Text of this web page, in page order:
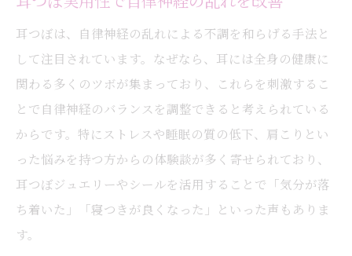
耳つぼは、自律神経の乱れによる不調を和らげる手法と
して注目されています。なぜなら、耳には全身の健康に
関わる多くのツボが集まっており、これらを刺激するこ
とで自律神経のバランスを調整できると考えられている
からです。特にストレスや睡眠の質の低下、肩こりとい
った悩みを持つ方からの体験談が多く寄せられており、
耳つぼジュエリーやシールを活用することで「気分が落
ち着いた」「寝つきが良くなった」といった声もありま
す。